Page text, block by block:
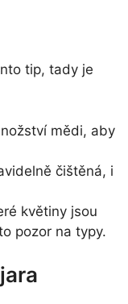
tip, tady je
mědi, aby
čištěná, i
květiny jsou
pozor na typy.